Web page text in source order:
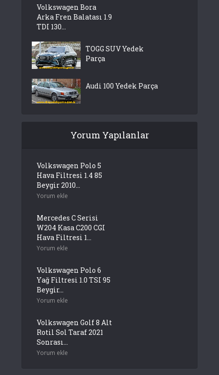
Volkswagen Bora
Arka Fren Balatası 1.9
TDI 130...
TOGG SUV Yedek
Parça
Audi 100 Yedek Parça
Yorum Yapılanlar
Volkswagen Polo 5
Hava Filtresi 1.4 85
Beygir 2010...
Yorum ekle
Mercedes C Serisi
W204 Kasa C200 CGI
Hava Filtresi 1...
Yorum ekle
Volkswagen Polo 6
Yağ Filtresi 1.0 TSI 95
Beygir...
Yorum ekle
Volkswagen Golf 8 Alt
Rotil Sol Taraf 2021
Sonrası...
Yorum ekle